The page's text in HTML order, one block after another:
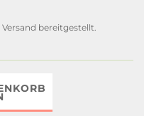
bereitgestellt.